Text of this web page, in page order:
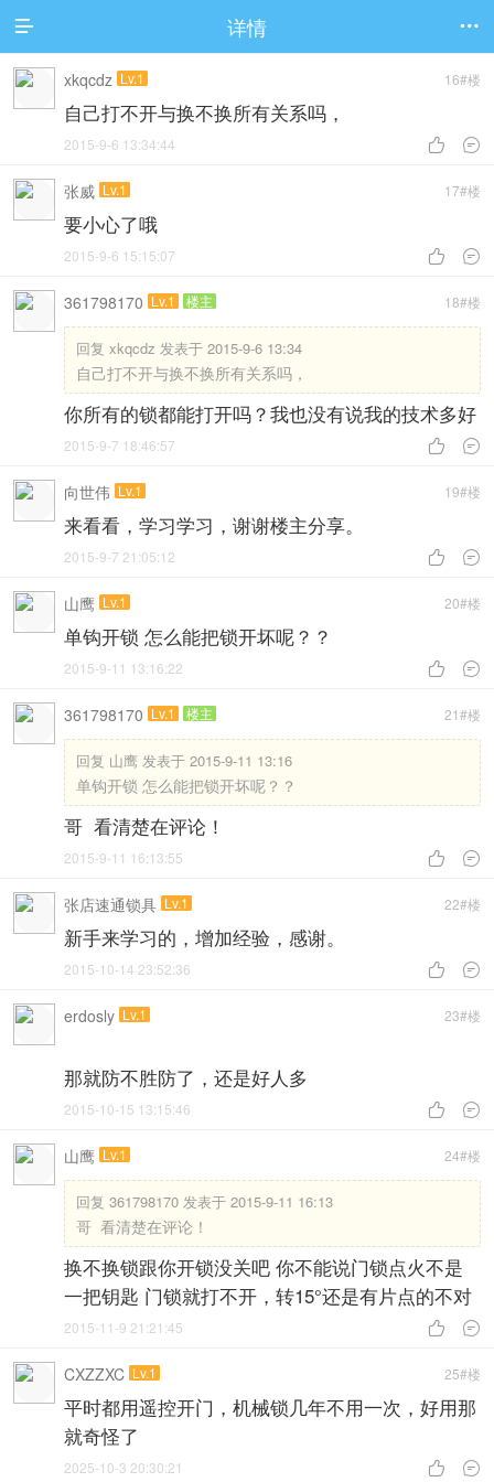
 详情 
16#楼
xkqcdz Lv.1
自己打不开与换不换所有关系吗，
 
2015-9-6 13:34:44
17#楼
张威 Lv.1
要小心了哦
 
2015-9-6 15:15:07
18#楼
361798170 Lv.1 楼主
回复 xkqcdz 发表于 2015-9-6 13:34
自己打不开与换不换所有关系吗，
你所有的锁都能打开吗？我也没有说我的技术多好
 
2015-9-7 18:46:57
19#楼
向世伟 Lv.1
来看看，学习学习，谢谢楼主分享。
 
2015-9-7 21:05:12
20#楼
山鹰 Lv.1
单钩开锁 怎么能把锁开坏呢？？
 
2015-9-11 13:16:22
21#楼
361798170 Lv.1 楼主
回复 山鹰 发表于 2015-9-11 13:16
单钩开锁 怎么能把锁开坏呢？？
哥 看清楚在评论！
 
2015-9-11 16:13:55
22#楼
张店速通锁具 Lv.1
新手来学习的，增加经验，感谢。
 
2015-10-14 23:52:36
23#楼
erdosly Lv.1
那就防不胜防了，还是好人多
 
2015-10-15 13:15:46
24#楼
山鹰 Lv.1
回复 361798170 发表于 2015-9-11 16:13
哥 看清楚在评论！
换不换锁跟你开锁没关吧 你不能说门锁点火不是
一把钥匙 门锁就打不开，转15°还是有片点的不对
 
2015-11-9 21:21:45
25#楼
CXZZXC Lv.1
平时都用遥控开门，机械锁几年不用一次，好用那
就奇怪了
 
2025-10-3 20:30:21